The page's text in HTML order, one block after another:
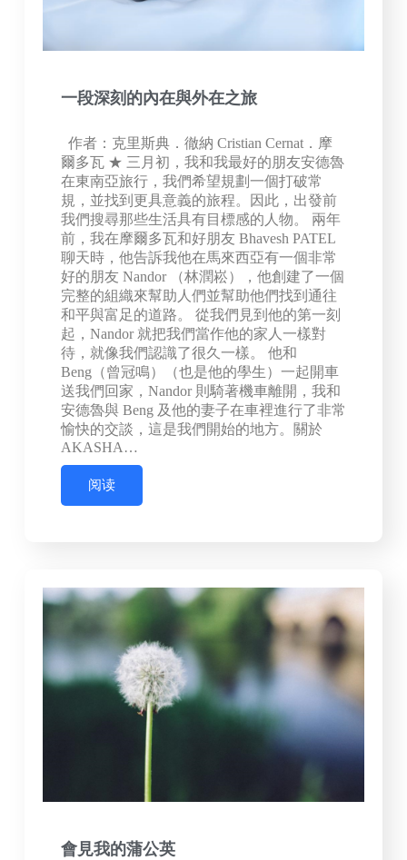
一段深刻的內在與外在之旅
作者：克里斯典．徹納 Cristian Cernat．摩
爾多瓦 ★ 三月初，我和我最好的朋友安德魯
在東南亞旅行，我們希望規劃一個打破常
規，並找到更具意義的旅程。因此，出發前
我們搜尋那些生活具有目標感的人物。 兩年
前，我在摩爾多瓦和好朋友 Bhavesh PATEL
聊天時，他告訴我他在馬來西亞有一個非常
好的朋友 Nandor （林潤崧），他創建了一個
完整的組織來幫助人們並幫助他們找到通往
和平與富足的道路。 從我們見到他的第一刻
起，Nandor 就把我們當作他的家人一樣對
待，就像我們認識了很久一樣。 他和
Beng（曾冠鳴）（也是他的學生）一起開車
送我們回家，Nandor 則騎著機車離開，我和
安德魯與 Beng 及他的妻子在車裡進行了非常
愉快的交談，這是我們開始的地方。關於
AKASHA…
阅读
會見我的蒲公英